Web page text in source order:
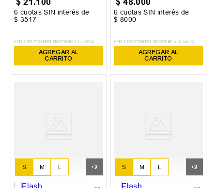
6 cuotas SIN interés de
$ 3517
Precio sin impuestos nacionales: $ 17 438 02
AGREGAR AL
CARRITO
6 cuotas SIN interés de
$ 8000
Precio sin impuestos nacionales: $ 39 669 42
AGREGAR AL
CARRITO
S M L
XL XXL
+2 S M L
XL XXL
+2